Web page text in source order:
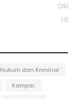
(29)
(3)
Hukum dan Kriminal
Kampar.